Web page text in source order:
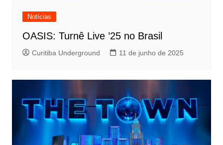
Notícias
OASIS: Turnê Live ’25 no Brasil
Curitiba Underground 11 de junho de 2025